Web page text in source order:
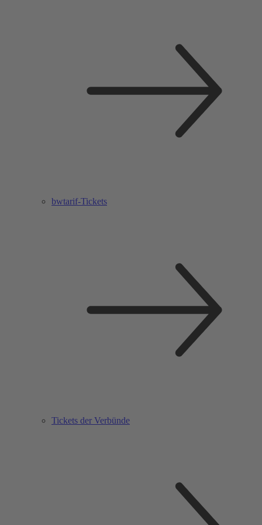
bwtarif-Tickets
Tickets der Verbünde